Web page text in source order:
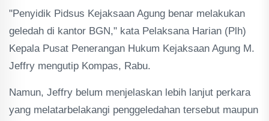
"Penyidik Pidsus Kejaksaan Agung benar melakukan
geledah di kantor BGN," kata Pelaksana Harian (Plh)
Kepala Pusat Penerangan Hukum Kejaksaan Agung M.
Jeffry mengutip Kompas, Rabu.
Namun, Jeffry belum menjelaskan lebih lanjut perkara
yang melatarbelakangi penggeledahan tersebut maupun